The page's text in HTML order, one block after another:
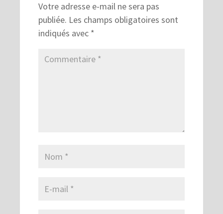
Votre adresse e-mail ne sera pas
publiée. Les champs obligatoires sont
indiqués avec *